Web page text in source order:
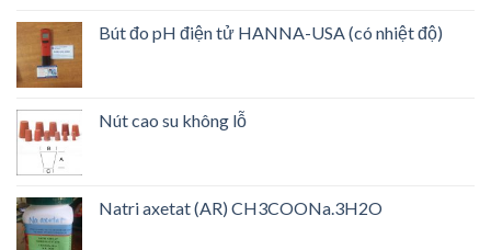
Bút đo pH điện tử HANNA-USA (có nhiệt độ)
Nút cao su không lỗ
Natri axetat (AR) CH3COONa.3H2O